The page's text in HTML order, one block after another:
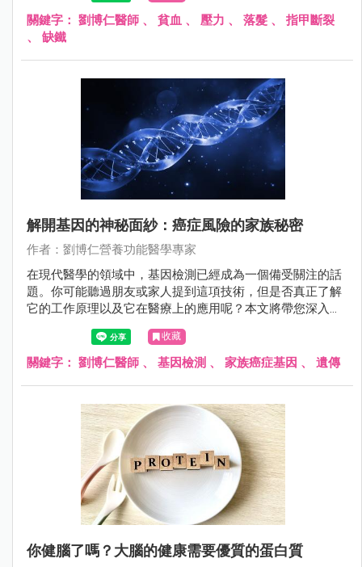
關鍵字： 劉博仁醫師 、 貧血 、 壓力 、 落髮 、 指甲斷裂
、 缺鐵
解開基因的神秘面紗：癌症風險的家族秘密
作者：劉博仁營養功能醫學專家
在現代醫學的領域中，基因檢測已經成為一個備受關注的話
題。你可能聽過朋友或家人提到這項技術，但是否真正了解
它的工作原理以及它在醫療上的應用呢？本文將帶您深入探
索基因檢測的世界，尤其是在癌症預防和風險評估方面的應
用。無論您是一名關心自身健康的讀者，還是對基因科學感
到好奇的人，我們將簡單易懂地解釋這一複雜主題，幫助您
面紗，探索家族癌症遺傳基因的秘密。
收藏
關鍵字： 劉博仁醫師 、 基因檢測 、 家族癌症基因 、 遺傳
你健腦了嗎？大腦的健康需要優質的蛋白質